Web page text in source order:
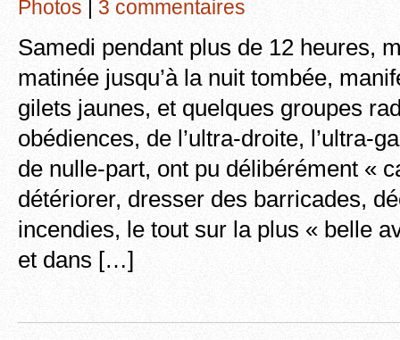
Photos | 3 commentaires
Samedi pendant plus de 12 heures,
matinée jusqu’à la nuit tombée,
gilets jaunes, et quelques groupes
obédiences, de l’ultra-droite, l’ultra-
de nulle-part, ont pu délibérément «
détériorer, dresser des barricades,
incendies, le tout sur la plus « belle
et dans […]